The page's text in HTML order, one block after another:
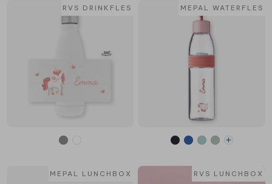
RVS DRINKFLES MEPAL WATERFLES
MEPAL LUNCHBOX RVS LUNCHBOX